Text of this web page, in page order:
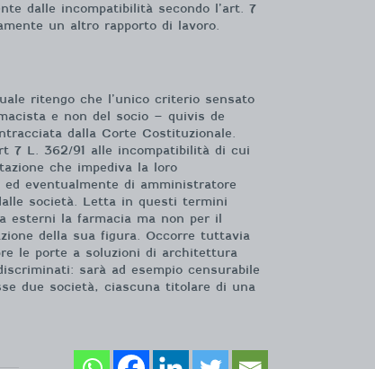
dalle incompatibilità secondo l’art. 7
un altro rapporto di lavoro.
ritengo che l’unico criterio sensato
e non del socio – quivis de
dalla Corte Costituzionale.
7 L. 362/91 alle incompatibilità di cui
che impediva la loro
eventualmente di amministratore
società. Letta in questi termini
esterni la farmacia ma non per il
della sua figura. Occorre tuttavia
le porte a soluzioni di architettura
sarà ad esempio censurabile
due società, ciascuna titolare di una